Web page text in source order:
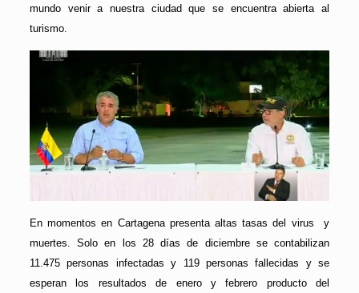
mundo venir a nuestra ciudad que se encuentra abierta al
turismo.
En momentos en Cartagena presenta altas tasas del virus y
muertes. Solo en los 28 días de diciembre se contabilizan
11.475 personas infectadas y 119 personas fallecidas y se
esperan los resultados de enero y febrero producto del